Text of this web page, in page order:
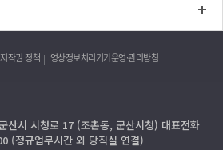
저작권 정책 영상정보처리기기운영·관리방침
산시 시청로 17 (조촌동, 군산시청) 대표전화
(정규업무시간 외 당직실 연결)